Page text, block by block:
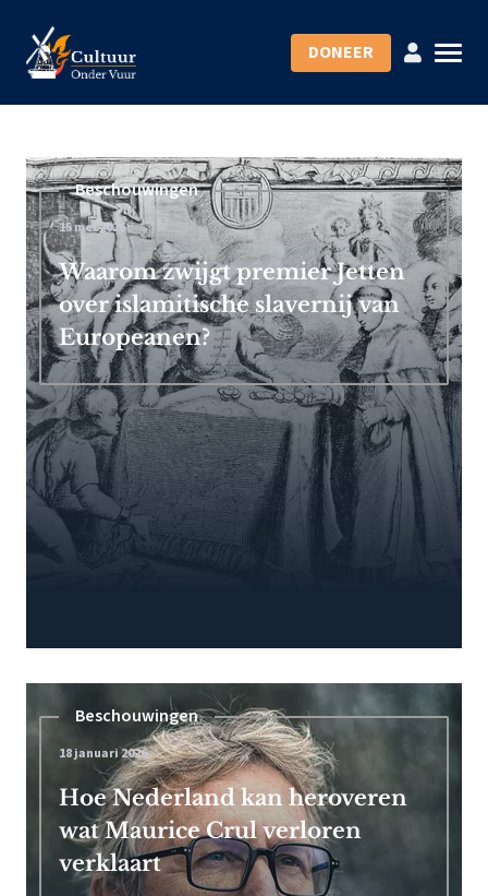
DONEER
Beschouwingen
15 mei 2026
Waarom zwijgt premier Jetten
over islamitische slavernij van
Europeanen?
Beschouwingen
18 januari 2026
Hoe Nederland kan heroveren
wat Maurice Crul verloren
verklaart